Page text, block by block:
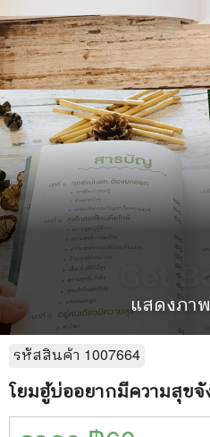
แสดงภา
รหัสสินค้า 1007664
โยมฮู้บ่ออยากมีความสุขจั